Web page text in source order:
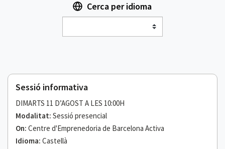
Cerca per idioma
Sessió informativa
DIMARTS 11 D’AGOST A LES 10:00H
Modalitat: Sessió presencial
On: Centre d'Emprenedoria de Barcelona Activa
Idioma: Castellà